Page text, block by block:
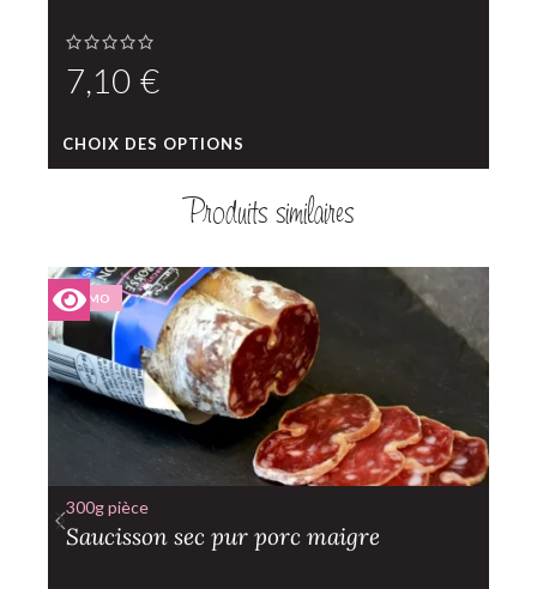
€
CHOIX DES OPTIONS
Produits similaires
PROMO
300g pièce
Saucisson sec pur porc maigre